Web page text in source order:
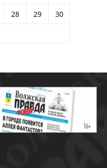
28 29
30